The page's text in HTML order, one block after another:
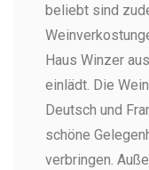
beliebt sind
Haus Winzer
einlädt. Die
Deutsch und
schöne
verbringen.